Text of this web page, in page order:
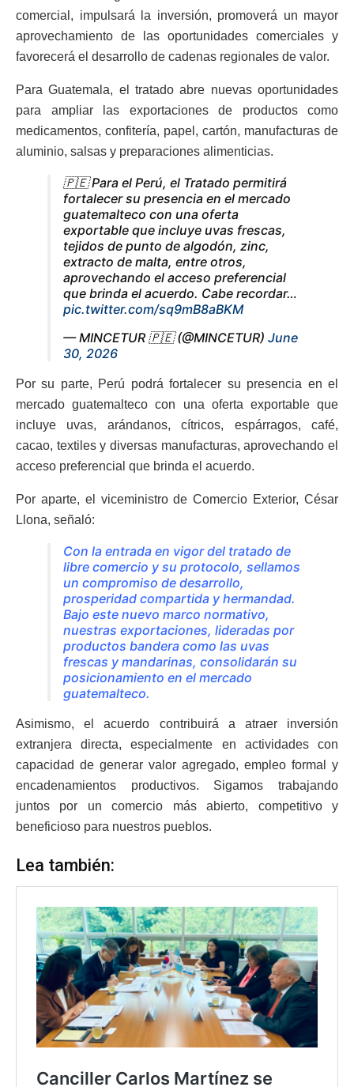
comercial, impulsará la inversión, promoverá un mayor
aprovechamiento de las oportunidades comerciales y
favorecerá el desarrollo de cadenas regionales de valor.
Para Guatemala, el tratado abre nuevas oportunidades
para ampliar las exportaciones de productos como
medicamentos, confitería, papel, cartón, manufacturas de
aluminio, salsas y preparaciones alimenticias.
🇵🇪 Para el Perú, el Tratado permitirá
fortalecer su presencia en el mercado
guatemalteco con una oferta
exportable que incluye uvas frescas,
tejidos de punto de algodón, zinc,
extracto de malta, entre otros,
aprovechando el acceso preferencial
que brinda el acuerdo. Cabe recordar…
pic.twitter.com/sq9mB8aBKM
— MINCETUR 🇵🇪 (@MINCETUR) June
30, 2026
Por su parte, Perú podrá fortalecer su presencia en el
mercado guatemalteco con una oferta exportable que
incluye uvas, arándanos, cítricos, espárragos, café,
cacao, textiles y diversas manufacturas, aprovechando el
acceso preferencial que brinda el acuerdo.
Por aparte, el viceministro de Comercio Exterior, César
Llona, señaló:
Con la entrada en vigor del tratado de
libre comercio y su protocolo, sellamos
un compromiso de desarrollo,
prosperidad compartida y hermandad.
Bajo este nuevo marco normativo,
nuestras exportaciones, lideradas por
productos bandera como las uvas
frescas y mandarinas, consolidarán su
posicionamiento en el mercado
guatemalteco.
Asimismo, el acuerdo contribuirá a atraer inversión
extranjera directa, especialmente en actividades con
capacidad de generar valor agregado, empleo formal y
encadenamientos productivos. Sigamos trabajando
juntos por un comercio más abierto, competitivo y
beneficioso para nuestros pueblos.
Lea también: